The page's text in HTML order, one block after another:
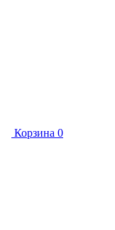
Корзина 0